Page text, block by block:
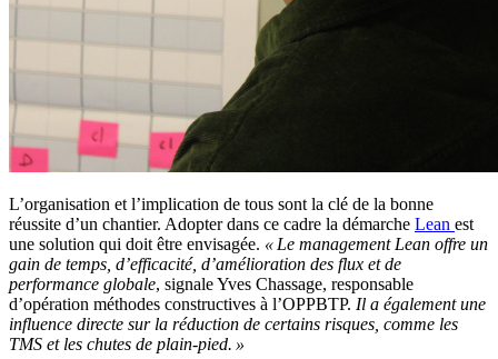
L’organisation et l’implication de tous sont la clé de la bonne
réussite d’un chantier. Adopter dans ce cadre la démarche Lean est
une solution qui doit être envisagée. « Le management Lean offre un
gain de temps, d’efficacité, d’amélioration des flux et de
performance globale, signale Yves Chassage, responsable
d’opération méthodes constructives à l’OPPBTP. Il a également une
influence directe sur la réduction de certains risques, comme les
TMS et les chutes de plain-pied. »